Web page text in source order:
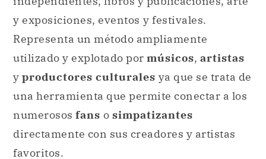
y exposiciones, eventos y festivales.
Representa un método ampliamente
utilizado y explotado por músicos, artistas
y productores culturales ya que se trata de
una herramienta que permite conectar a los
numerosos fans o simpatizantes
directamente con sus creadores y artistas
favoritos.